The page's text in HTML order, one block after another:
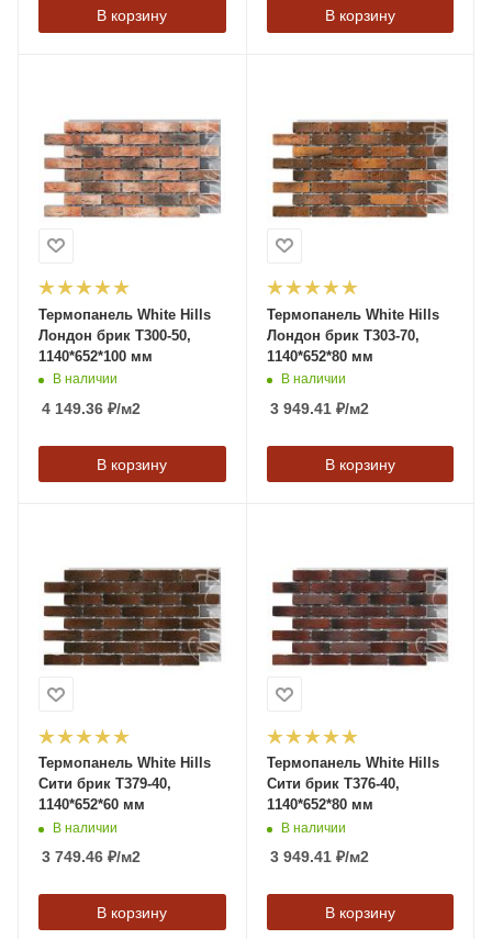
В корзину В корзину
Термопанель White Hills
Лондон брик T300-50,
1140*652*100 мм
В наличии
4 149.36 ₽/м2
В корзину
Термопанель White Hills
Лондон брик T303-70,
1140*652*80 мм
В наличии
3 949.41₽/м2
В корзину
Термопанель White Hills
Сити брик T379-40,
1140*652*60 мм
В наличии
3 749.46 ₽/м2
В корзину
Термопанель White Hills
Сити брик T376-40,
1140*652*80 мм
В наличии
3 949.41₽/м2
В корзину